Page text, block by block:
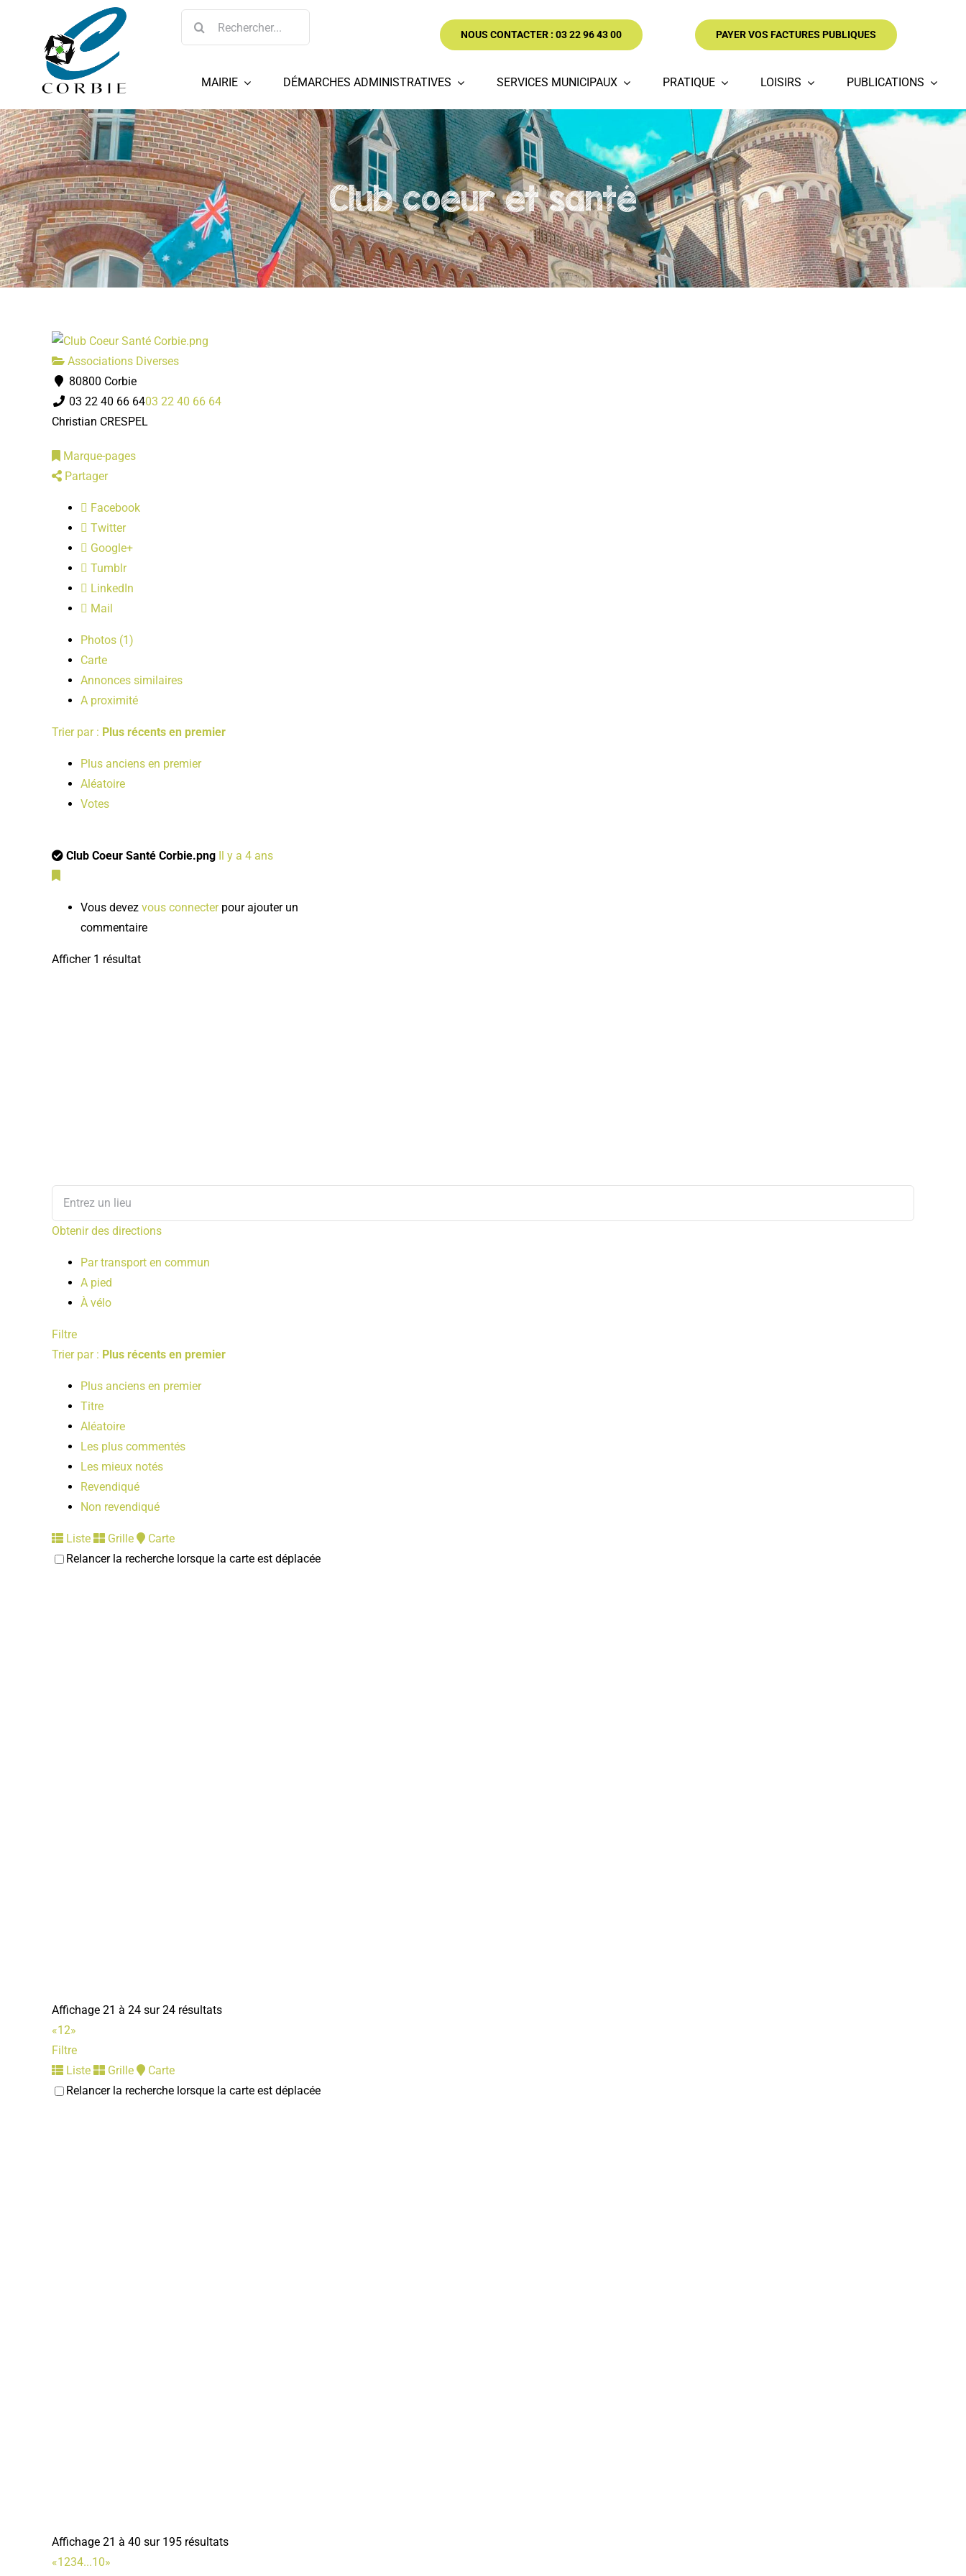
Rechercher:
NOUS CONTACTER : 03 22 96 43 00 PAYER VOS FACTURES PUBLIQUES
MAIRIE DÉMARCHES ADMINISTRATIVES SERVICES MUNICIPAUX PRATIQUE LOISIRS PUBLICATIONS
Club coeur et santé
Associations Diverses
80800 Corbie
03 22 40 66 6403 22 40 66 64
Christian CRESPEL
Marque-pages
Partager
Facebook
Twitter
Google+
Tumblr
LinkedIn
Mail
Photos (1)
Carte
Annonces similaires
A proximité
Trier par : Plus récents en premier
Plus anciens en premier
Aléatoire
Votes
Club Coeur Santé Corbie.png Il y a 4 ans
Vous devez vous connecterpour ajouter un
commentaire
Afficher 1 résultat
Obtenir des directions
Par transport en commun
A pied
À vélo
Filtre
Trier par : Plus récents en premier
Plus anciens en premier
Titre
Aléatoire
Les plus commentés
Les mieux notés
Revendiqué
Non revendiqué
Liste Grille
Carte
Relancer la recherche lorsque la carte est déplacée
Affichage 21 à 24 sur 24 résultats
«12»
Filtre
Liste
Grille
Carte
Relancer la recherche lorsque la carte est déplacée
Affichage 21 à 40 sur 195 résultats
«1234...10»